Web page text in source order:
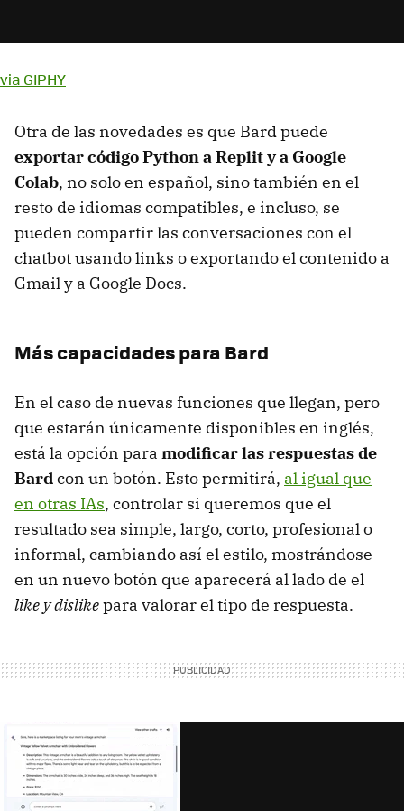
via GIPHY
Otra de las novedades es que Bard puede
exportar código Python a Replit y a Google
Colab, no solo en español, sino también en el
resto de idiomas compatibles, e incluso, se
pueden compartir las conversaciones con el
chatbot usando links o exportando el contenido a
Gmail y a Google Docs.
Más capacidades para Bard
En el caso de nuevas funciones que llegan, pero
que estarán únicamente disponibles en inglés,
está la opción para modificar las respuestas de
Bardcon un botón. Esto permitirá, al igual que
en otras IAs, controlar si queremos que el
resultado sea simple, largo, corto, profesional o
informal, cambiando así el estilo, mostrándose
en un nuevo botón que aparecerá al lado de el
like y dislikepara valorar el tipo de respuesta.